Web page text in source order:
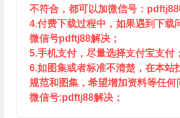
不符合，都可以加微信号：pdftj88
4.付费下载过程中，如果遇到下载
微信号pdftj88解决；
5.手机支付，尽量选择支付宝支付；
6.如图集或者标准不清楚，在本站
规范和图集，希望增加资料等任何
微信号:pdftj88解决；